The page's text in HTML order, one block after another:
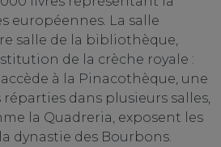
européennes. La salle
salle de la bibliothèque,
de la crèche royale :
à la Pinacothèque, une
dans plusieurs salles,
la Quadreria, exposent les
dynastie des Bourbons.